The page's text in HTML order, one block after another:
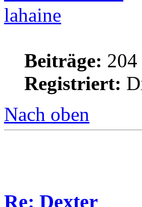
lahaine
Beiträge: 204
Registriert:
Nach oben
Re: Dexter